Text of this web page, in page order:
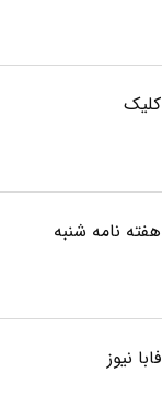
کلیک
هفته نامه شنبه
فابا نیوز